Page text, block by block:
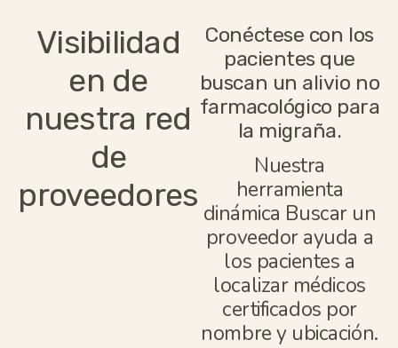
Visibilidad
en de
nuestra red
de
proveedores
Conéctese con los
pacientes que
buscan un alivio no
farmacológico para
la migraña.
Nuestra
herramienta
dinámica Buscar un
proveedor ayuda a
los pacientes a
localizar médicos
certificados por
nombre y ubicación.